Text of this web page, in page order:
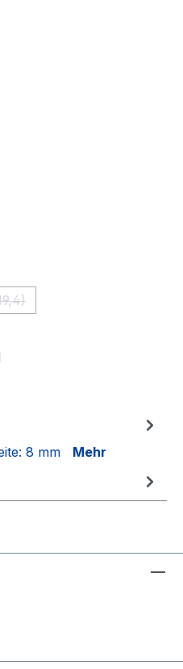
verfügbar.)
ist zurzeit nicht verfügbar.)
(Diese Option ist zurzeit nicht
8 mm Mehr